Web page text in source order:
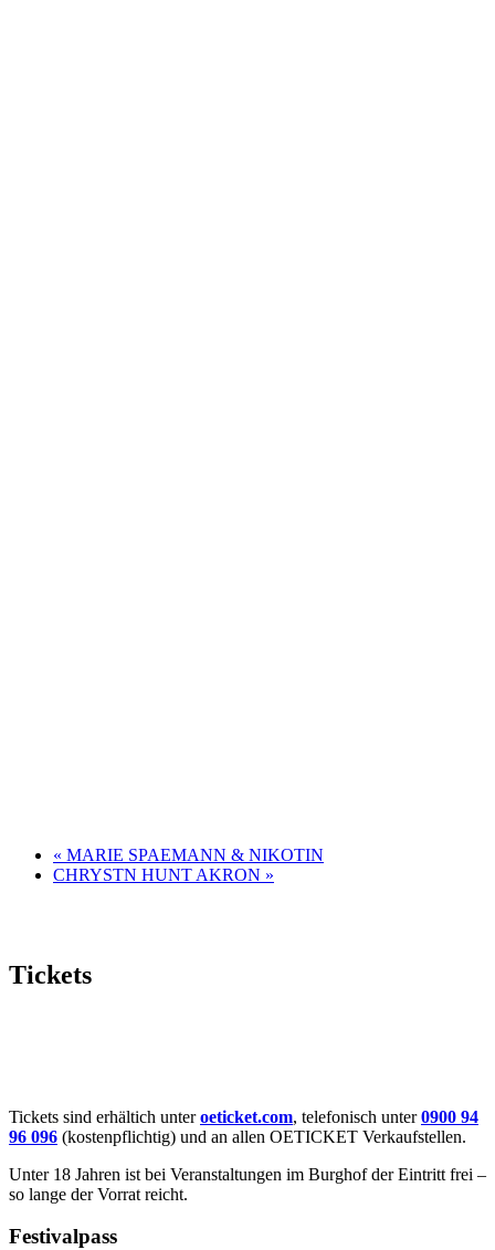
« MARIE SPAEMANN & NIKOTIN
CHRYSTN HUNT AKRON »
Tickets
Tickets sind erhältich unteroeticket.com, telefonisch unter0900 94
96 096 (kostenpflichtig) und an allen OETICKET Verkaufstellen.
Unter 18 Jahren ist bei Veranstaltungen im Burghof der Eintritt frei –
so lange der Vorrat reicht.
Festivalpass